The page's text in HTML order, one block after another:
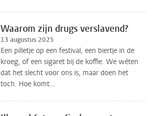
Waarom zijn drugs verslavend?
13 augustus 2025
Een pilletje op een festival, een biertje in de
kroeg, of een sigaret bij de koffie. We wéten
dat het slecht voor ons is, maar doen het
toch. Hoe komt...